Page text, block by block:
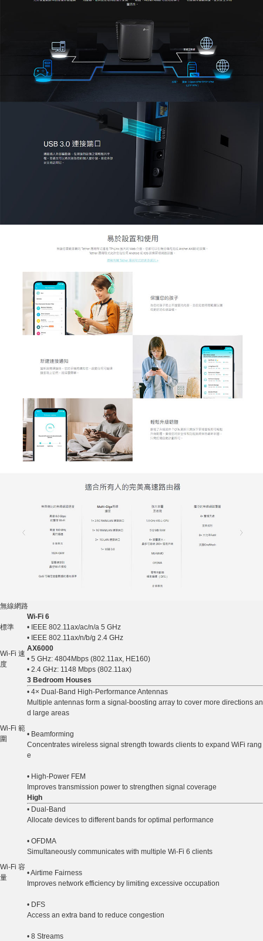
無線網路
標準
Wi-Fi 6
• IEEE 802.11ax/ac/n/a 5 GHz
• IEEE 802.11ax/n/b/g 2.4 GHz
Wi-Fi 速
度
AX6000
• 5 GHz: 4804Mbps (802.11ax, HE160)
• 2.4 GHz: 1148 Mbps (802.11ax)
Wi-Fi 範
圍
3 Bedroom Houses
• 4× Dual-Band High-Performance Antennas
Multiple antennas form a signal-boosting array to cover more directions an
d large areas
• Beamforming
Concentrates wireless signal strength towards clients to expand WiFi rang
e
• High-Power FEM
Improves transmission power to strengthen signal coverage
Wi-Fi 容
量
High
• Dual-Band
Allocate devices to different bands for optimal performance
• OFDMA
Simultaneously communicates with multiple Wi-Fi 6 clients
• Airtime Fairness
Improves network efficiency by limiting excessive occupation
• DFS
Access an extra band to reduce congestion
• 8 Streams